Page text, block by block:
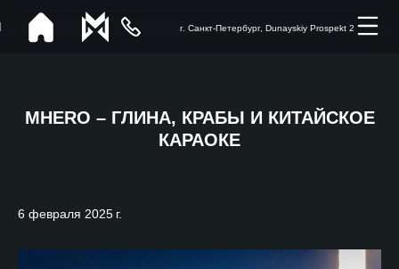
г. Санкт-Петербург, Dunayskiy Prospekt 2
MHERO – ГЛИНА, КРАБЫ И КИТАЙСКОЕ
КАРАОКЕ
6 февраля 2025 г.